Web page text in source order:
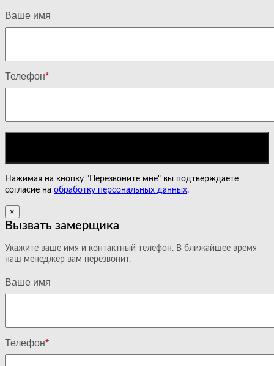
Ваше имя
Телефон*
Нажимая на кнопку "Перезвоните мне" вы подтверждаете
согласие на обработку персональных данных.
×
Вызвать замерщика
Укажите ваше имя и контактный телефон. В ближайшее время
наш менеджер вам перезвонит.
Ваше имя
Телефон*